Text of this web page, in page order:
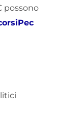
possono